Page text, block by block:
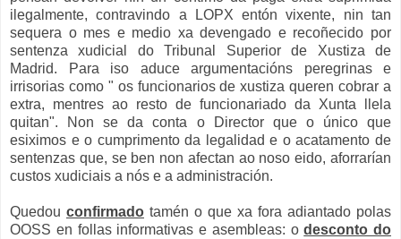
ilegalmente, contravindo a LOPX entón vixente, nin tan
sequera o mes e medio xa devengado e recoñecido por
sentenza xudicial do Tribunal Superior de Xustiza de
Madrid. Para iso aduce argumentacións peregrinas e
irrisorias como " os funcionarios de xustiza queren cobrar a
extra, mentres ao resto de funcionariado da Xunta llela
quitan". Non se da conta o Director que o único que
esiximos e o cumprimento da legalidad e o acatamento de
sentenzas que, se ben non afectan ao noso eido, aforrarían
custos xudiciais a nós e a administración.
Quedou confirmado tamén o que xa fora adiantado polas
OOSS en follas informativas e asembleas: odesconto do